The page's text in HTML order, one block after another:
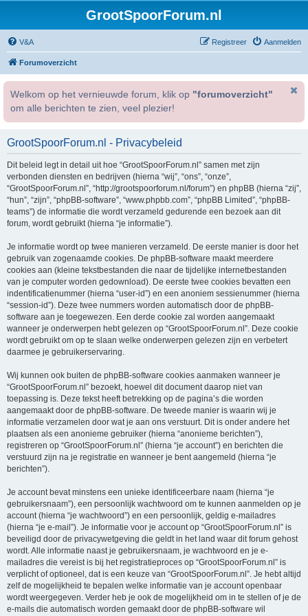
GrootSpoorForum.nl
V&A Aanmelden
Registreer
Forumoverzicht
Welkom op het vernieuwde forum, klik op "forumoverzicht"
om alle berichten te zien, veel plezier!
GrootSpoorForum.nl - Privacybeleid
Dit beleid legt in detail uit hoe “GrootSpoorForum.nl” samen met zijn
verbonden diensten en bedrijven (hierna “wij”, “ons”, “onze”,
“GrootSpoorForum.nl”, “http://grootspoorforum.nl/forum”) en phpBB (hierna “zij”,
“hun”, “zijn”, “phpBB-software”, “www.phpbb.com”, “phpBB Limited”, “phpBB-
teams”) de informatie die wordt verzameld gedurende een bezoek aan dit
forum, wordt gebruikt (hierna “je informatie”).
Je informatie wordt op twee manieren verzameld. De eerste manier is door het
gebruik van zogenaamde cookies. De phpBB-software maakt meerdere
cookies aan (kleine tekstbestanden die naar de tijdelijke internetbestanden
van je computer worden gedownload). De eerste twee cookies bevatten een
indentificatienummer (hierna “user-id”) en een anoniem sessienummer (hierna
“session-id”). Deze twee nummers worden automatisch door de phpBB-
software aan je toegewezen. Een derde cookie zal worden aangemaakt
wanneer je onderwerpen hebt gelezen op “GrootSpoorForum.nl”. Deze cookie
wordt gebruikt om op te slaan welke onderwerpen gelezen zijn en verbetert
daarmee je gebruikerservaring.
Wij kunnen ook buiten de phpBB-software cookies aanmaken wanneer je
“GrootSpoorForum.nl” bezoekt, hoewel dit document daarop niet van
toepassing is. Deze tekst heeft betrekking op de pagina’s die worden
aangemaakt door de phpBB-software. De tweede manier is waarin wij je
informatie verzamelen door wat je aan ons verstuurt. Dit is onder andere het
plaatsen als een anonieme gebruiker (hierna “anonieme berichten”),
registreren op “GrootSpoorForum.nl” (hierna “je account”) en berichten die
verstuurd zijn na je registratie en wanneer je bent aangemeld (hierna “je
berichten”).
Je account bevat minstens een unieke identificeerbare naam (hierna “je
gebruikersnaam”), een persoonlijk wachtwoord om te kunnen aanmelden op je
account (hierna “je wachtwoord”) en een persoonlijk, geldig e-mailadres
(hierna “je e-mail”). Je informatie voor je account op “GrootSpoorForum.nl” is
beveiligd door de privacywetgeving die geldt in het land waar dit forum gehost
wordt. Alle informatie naast je gebruikersnaam, je wachtwoord en je e-
mailadres die vereist is bij het registratieproces op “GrootSpoorForum.nl” is
verplicht of optioneel, dat is een keuze van “GrootSpoorForum.nl”. Je hebt altijd
zelf de mogelijkheid te bepalen welke informatie van je account openbaar
wordt weergegeven. Verder heb je ook de mogelijkheid om in te stellen of je de
e-mails die automatisch worden gemaakt door de phpBB-software wil